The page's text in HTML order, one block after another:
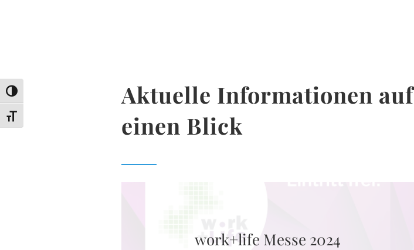
Umschalten auf hohe Kontraste
Schrift vergrößern
Aktuelle Informationen auf
einen Blick
work+life Messe 2024